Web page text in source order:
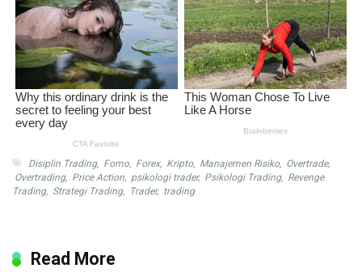
Disiplin Trading, Fomo, Forex, Kripto, Manajemen Risiko, Overtrade,
Overtrading, Price Action, psikologi trader, Psikologi Trading, Revenge
Trading, Strategi Trading, Trader, trading
Read More